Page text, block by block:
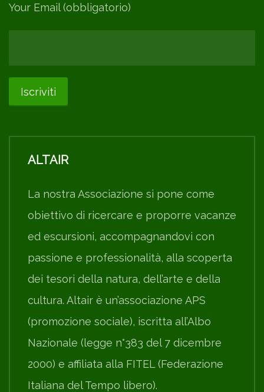
Your Email (obbligatorio)
ALTAIR
La nostra Associazione si pone come
obiettivo di ricercare e proporre vacanze
ed escursioni, accompagnandovi con
passione e professionalità, alla scoperta
dei tesori della natura, dell’arte e della
cultura. Altair è un’associazione APS
(promozione sociale), iscritta all’Albo
Nazionale (legge n°383 del 7 dicembre
2000) e affiliata alla FITEL (Federazione
Italiana del Tempo libero).